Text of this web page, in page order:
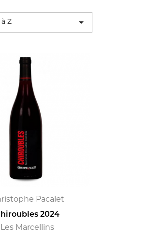
Z 
Pacalet
2024
Les Marcellins